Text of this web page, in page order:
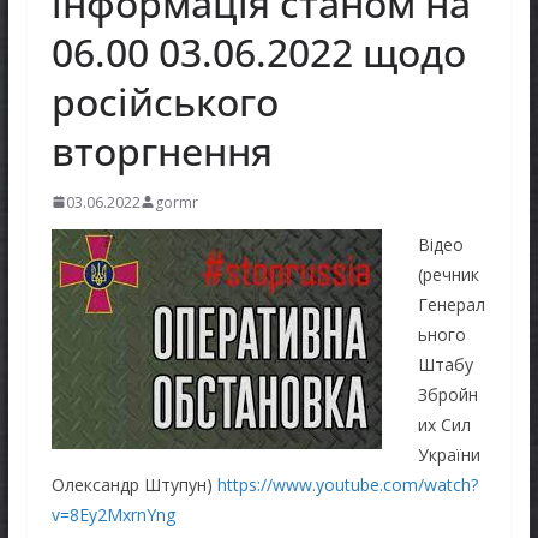
06.00 03.06.2022 щодо
російського
вторгнення
03.06.2022 gormr
Відео
(речник
Генерал
ьного
Штабу
Збройн
их Сил
України
Олександр Штупун) https://www.youtube.com/watch?
v=8Ey2MxrnYng